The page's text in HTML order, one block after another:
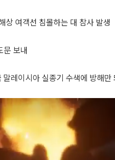
상 여객선 침몰하는 대 참사 발생
문 보내
레이시아 실종기 수색에 방해만